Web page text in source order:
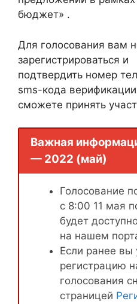
бюджет» .
Для голосования вам
зарегистрироваться и
подтвердить номер
sms-кода
сможете принять
Важная
— 2022 (май)
Голосование
с 8:00 11 мая
будет
на нашем
Если ранее вы
регистрацию
голосования
страницей